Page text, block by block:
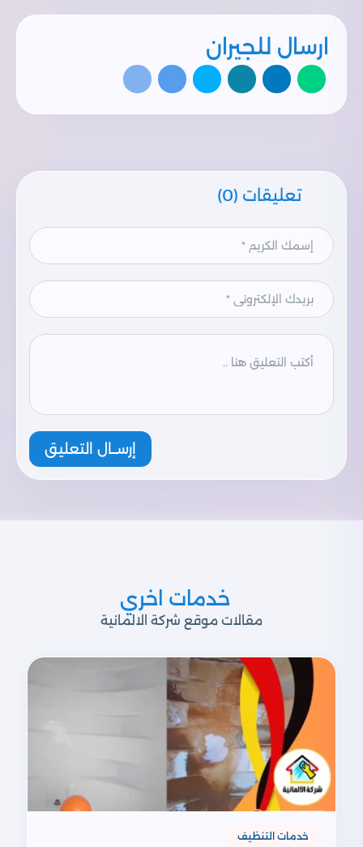
ارسال للجيران
تعليقات (0)
إرســال التعليق
خدمات اخري
مقالات موقع شركة الالمانية
خدمات التنظيف